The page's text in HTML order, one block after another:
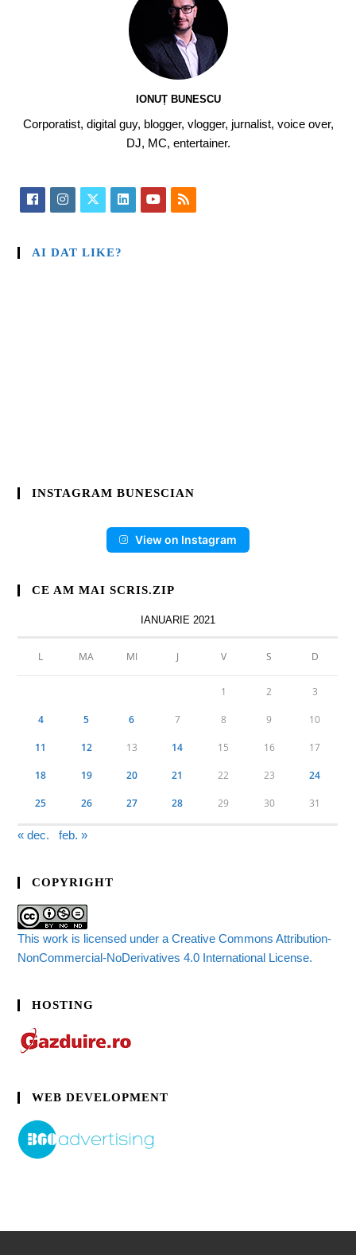
IONUȚ BUNESCU
Corporatist, digital guy, blogger, vlogger, jurnalist, voice over,
DJ, MC, entertainer.
AI DAT LIKE?
INSTAGRAM BUNESCIAN
View on Instagram
CE AM MAI SCRIS.ZIP
IANUARIE 2021
L MA MI J V S D
1 2 3
4 5 6 7 8 9 10
11 12 13 14 15 16 17
18 19 20 21 22 23 24
25 26 27 28 29 30 31
« dec. feb. »
COPYRIGHT
This work is licensed under a Creative Commons Attribution-
NonCommercial-NoDerivatives 4.0 International License.
HOSTING
WEB DEVELOPMENT